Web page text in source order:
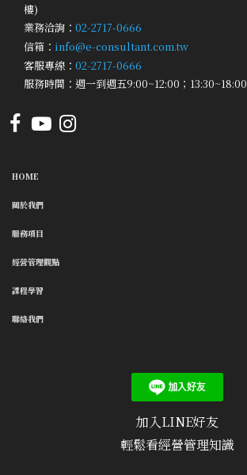
樓)
業務洽詢： 02-2717-0666
信箱： info@e-consultant.com.tw
客服專線： 02-2717-0666
服務時間：週一到週五9:00~12:00；13:30~18:00
HOME
關於我們
服務項目
經營管理觀點
課程學習
聯絡我們
加入LINE好友
輕鬆看經營管理知識